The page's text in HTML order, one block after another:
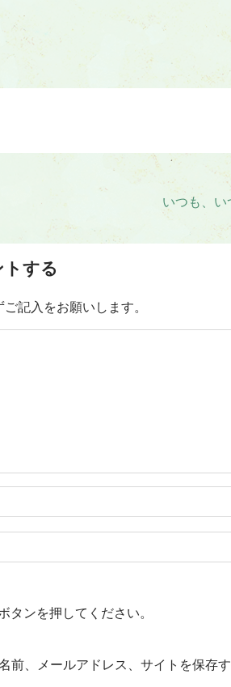
いつも、
トする
記入をお願いします。
ンを押してください。
、メールアドレス、サイトを保存す